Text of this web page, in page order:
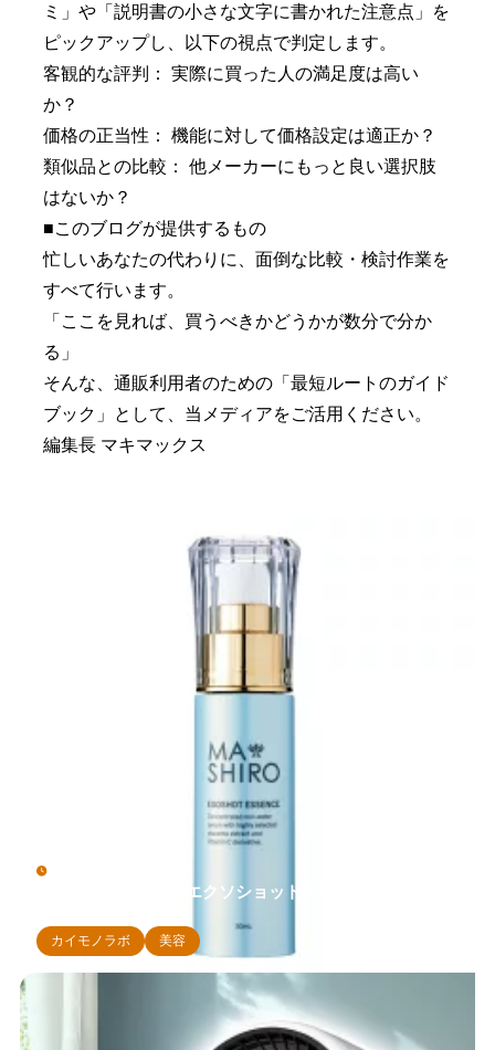
ミ」や「説明書の小さな文字に書かれた注意点」を
ピックアップし、以下の視点で判定します。
客観的な評判： 実際に買った人の満足度は高い
か？
価格の正当性： 機能に対して価格設定は適正か？
類似品との比較： 他メーカーにもっと良い選択肢
はないか？
■このブログが提供するもの
忙しいあなたの代わりに、面倒な比較・検討作業を
すべて行います。
「ここを見れば、買うべきかどうかが数分で分か
る」
そんな、通販利用者のための「最短ルートのガイド
ブック」として、当メディアをご活用ください。
編集長 マキマックス
5月 6, 2026
【辛口検証】マシロエクソショットの弱点とは？オバジ
カイモノラボ 美容